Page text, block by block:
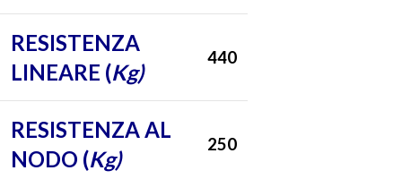
RESISTENZA
LINEARE (Kg)
440
RESISTENZA AL
NODO (Kg)
250